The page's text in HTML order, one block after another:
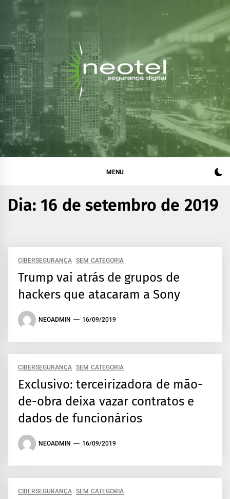
Blog da Neotel
Segurança Digital
Informações e notícias sobre segurança digital, legislação
e compliance
MENU
Dia:16 de setembro de 2019
CIBERSEGURANÇA SEM CATEGORIA
Trump vai atrás de grupos de
hackers que atacaram a Sony
NEOADMIN 16/09/2019
CIBERSEGURANÇA SEM CATEGORIA
Exclusivo: terceirizadora de mão-
de-obra deixa vazar contratos e
dados de funcionários
NEOADMIN 16/09/2019
CIBERSEGURANÇA SEM CATEGORIA